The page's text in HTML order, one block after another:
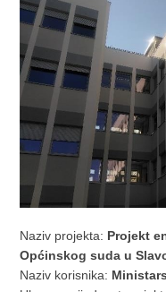
Naziv projekta: Projekt
Općinskog suda u
Naziv korisnika: